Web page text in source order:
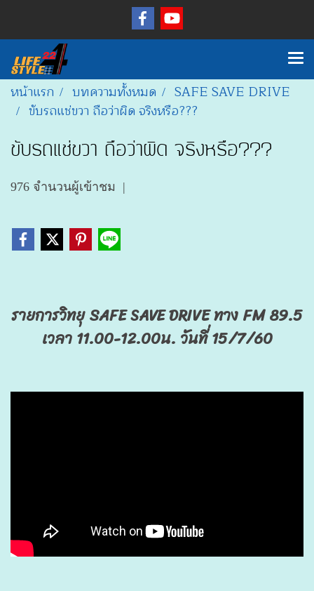
หน้าแรก บทความทั้งหมด
SAFE SAVE DRIVE
ขับรถแช่ขวา ถือว่าผิด จริงหรือ???
ขับรถแช่ขวา ถือว่าผิด จริงหรือ???
976 จำนวนผู้เข้าชม |
รายการวิทยุ SAFE SAVE DRIVE ทาง FM 89.5
เวลา 11.00-12.00น. วันที่ 15/7/60